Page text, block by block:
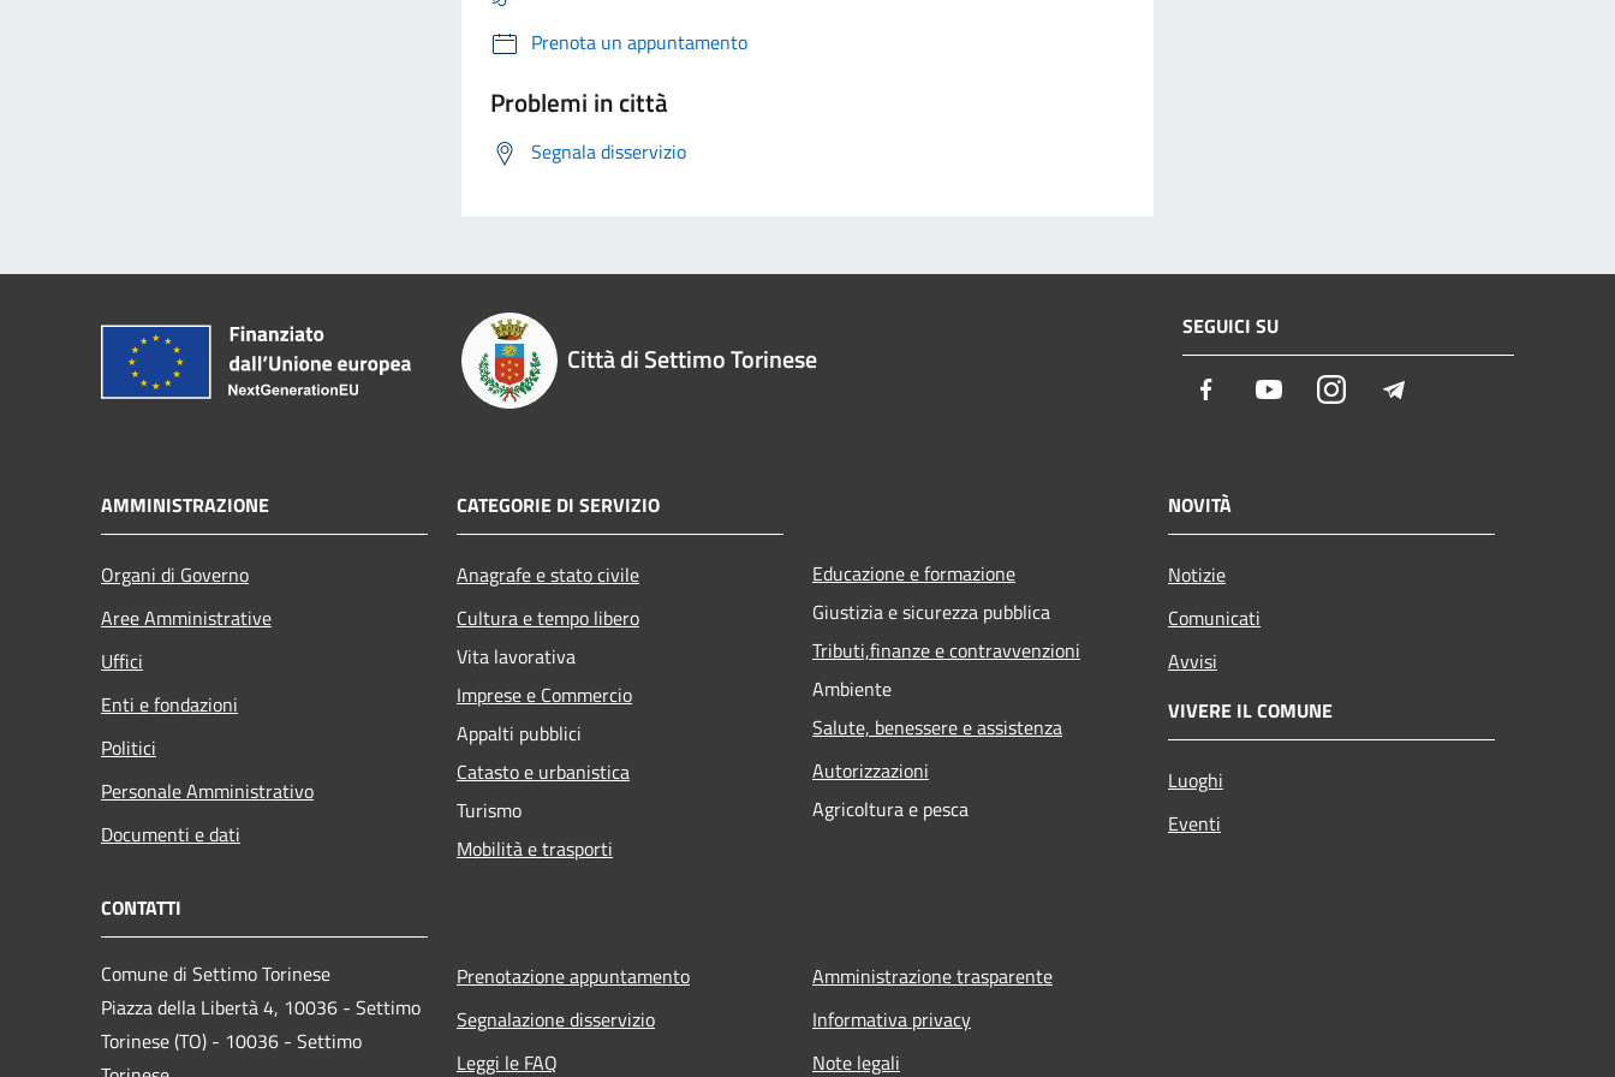
Prenota un appuntamento
Problemi in città
Segnala disservizio
Città di Settimo Torinese
SEGUICI SU
Facebook YoutubeInstagram
AMMINISTRAZIONE
Organi di Governo
Aree Amministrative
Uffici
Enti e fondazioni
Politici
Personale Amministrativo
Documenti e dati
CATEGORIE DI SERVIZIO
Anagrafe e stato civile
Cultura e tempo libero
Vita lavorativa
Imprese e Commercio
Appalti pubblici
Catasto e urbanistica
Turismo
Mobilità e trasporti
Educazione e formazione
Giustizia e sicurezza pubblica
Tributi,finanze e contravvenzioni
Ambiente
Salute, benessere e assistenza
Autorizzazioni
Agricoltura e pesca
NOVITÀ
Notizie
Comunicati
Avvisi
VIVERE IL COMUNE
Luoghi
Eventi
CONTATTI
Comune di Settimo Torinese
Piazza della Libertà 4, 10036 - Settimo
Torinese (TO) - 10036 - Settimo
Prenotazione appuntamento
Segnalazione disservizio
Leggi le FAQ
Amministrazione trasparente
Informativa privacy
Note legali